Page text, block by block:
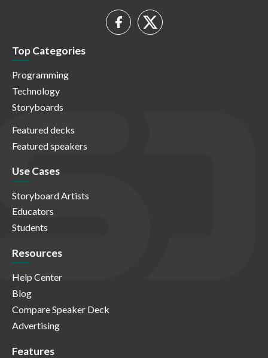
Top Categories
Programming
Technology
Storyboards
Featured decks
Featured speakers
Use Cases
Storyboard Artists
Educators
Students
Resources
Help Center
Blog
Compare Speaker Deck
Advertising
Features